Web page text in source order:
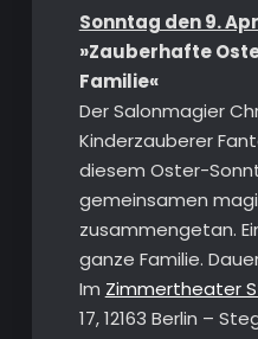
Sonntag den 9.
»Zauberhafte
Familie«
Der Salonmagier
Kinderzauberer
diesem Oster-
gemeinsamen
zusammengetan.
ganze Familie.
Im Zimmertheater
17, 12163 Berlin –